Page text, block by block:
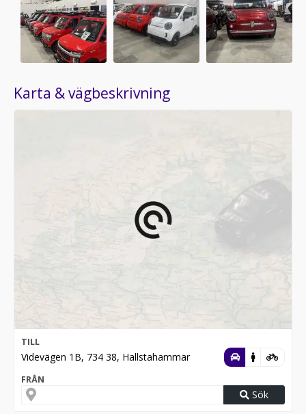
Karta & vägbeskrivning
TILL
Videvägen 1B, 734 38, Hallstahammar
FRÅN
Sök